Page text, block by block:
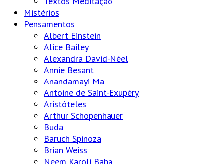
Mistérios
Pensamentos
Albert Einstein
Alice Bailey
Alexandra David-Néel
Annie Besant
Anandamayi Ma
Antoine de Saint-Exupéry
Aristóteles
Arthur Schopenhauer
Buda
Baruch Spinoza
Brian Weiss
Neem Karoli Baba